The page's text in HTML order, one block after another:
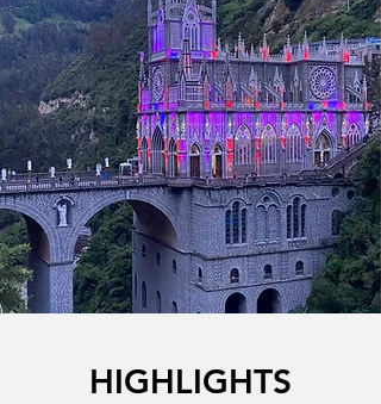
HIGHLIGHTS